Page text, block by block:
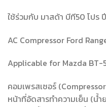
ใช้ร่วมกับ มาสด้า บีที50 โปร
AC Compressor Ford
Applicable for Mazda BT-
คอมเพรสเซอร์
หน้าที่อัดสารทำความเย็น (น้